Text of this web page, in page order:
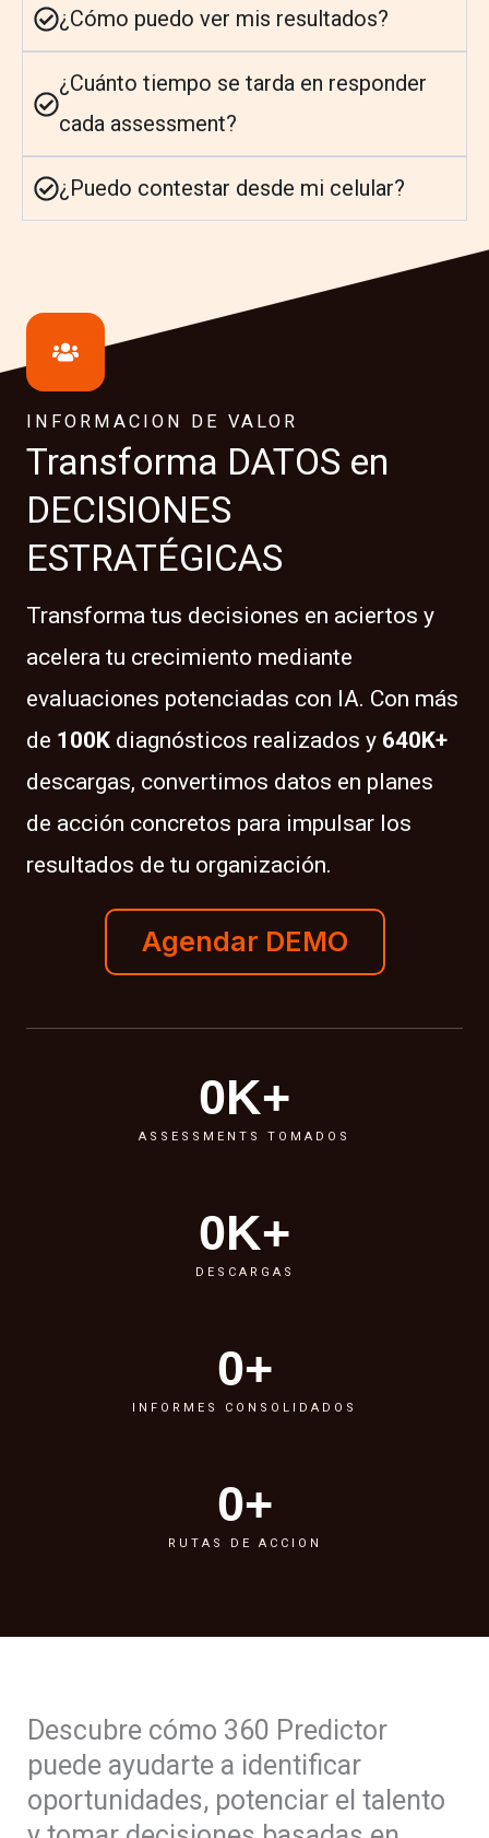
¿Cómo puedo ver mis resultados?
¿Cuánto tiempo se tarda en responder
cada assessment?
¿Puedo contestar desde mi celular?
INFORMACION DE VALOR
Transforma DATOS en
DECISIONES
ESTRATÉGICAS
Transforma tus decisiones en aciertos y
acelera tu crecimiento mediante
evaluaciones potenciadas con IA. Con más
de 100K diagnósticos realizados y 640K+
descargas, convertimos datos en planes
de acción concretos para impulsar los
resultados de tu organización.
Agendar DEMO
ASSESSMENTS TOMADOS
0K+
DESCARGAS
0K+
INFORMES CONSOLIDADOS
0+
RUTAS DE ACCION
0+
Descubre cómo 360 Predictor
puede ayudarte a identificar
oportunidades, potenciar el talento